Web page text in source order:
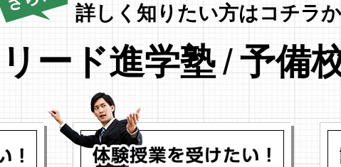
詳しく知りたい方はコチラ
リード進学塾/予備